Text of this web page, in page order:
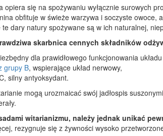
opiera się na spożywaniu wyłącznie surowych
obfituje w świeże warzywa i soczyste
te dary natury spożywane są w ich naturalnej,
skarbnica cennych składników
dla prawidłowego funkcjonowania
grupy B, wspierające układ nerwowy,
silny antyoksydant.
mogą urozmaicać swój jadłospis
witarianizmu, należy jednak unikać
rezygnuje się z żywności wysoko